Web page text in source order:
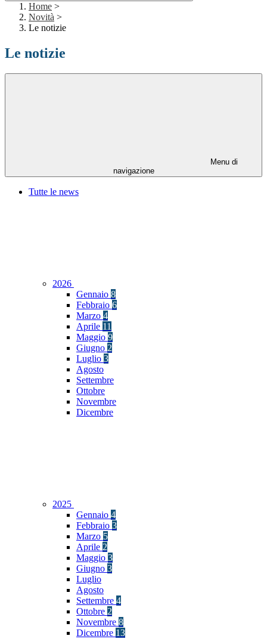
Home >
Novità >
Le notizie
Le notizie
Menu di
navigazione
Tutte le news
2026
Gennaio 8
Febbraio 6
Marzo 4
Aprile 11
Maggio 9
Giugno 2
Luglio 3
Agosto
Settembre
Ottobre
Novembre
Dicembre
2025
Gennaio 4
Febbraio 3
Marzo 5
Aprile 2
Maggio 3
Giugno 3
Luglio
Agosto
Settembre 4
Ottobre 2
Novembre 8
Dicembre 13